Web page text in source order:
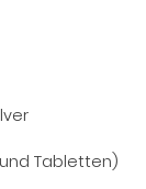
Tabletten)